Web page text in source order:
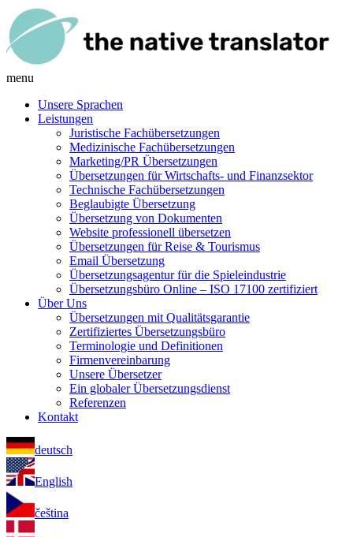
menu
Unsere Sprachen
Leistungen
Juristische Fachübersetzungen
Medizinische Fachübersetzungen
Marketing/PR Übersetzungen
Übersetzungen für Wirtschafts- und Finanzsektor
Technische Fachübersetzungen
Beglaubigte Übersetzung
Übersetzung von Dokumenten
Website professionell übersetzen
Übersetzungen für Reise & Tourismus
Email Übersetzung
Übersetzungsagentur für die Spieleindustrie
Übersetzungsbüro Online – ISO 17100 zertifiziert
Über Uns
Übersetzungen mit Qualitätsgarantie
Zertifiziertes Übersetzungsbüro
Terminologie und Definitionen
Firmenvereinbarung
Unsere Übersetzer
Ein globaler Übersetzungsdienst
Referenzen
Kontakt
deutsch
English
čeština